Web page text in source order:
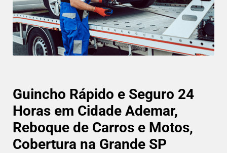
Guincho Rápido e Seguro 24
Horas em Cidade Ademar,
Reboque de Carros e Motos,
Cobertura na Grande SP